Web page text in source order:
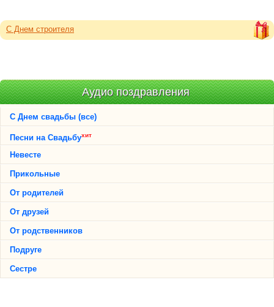
С Днем строителя
Аудио поздравления
С Днем свадьбы (все)
Песни на Свадьбухит
Невесте
Прикольные
От родителей
От друзей
От родственников
Подруге
Сестре